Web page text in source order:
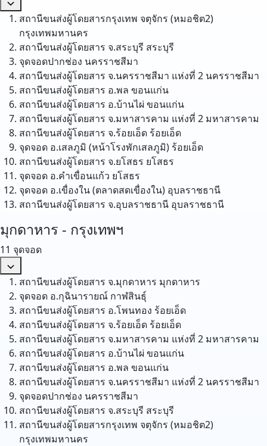
สถานีขนส่งผู้โดยสารกรุงเทพ จตุจักร (หมอชิต2)
กรุงเทพมหานคร
สถานีขนส่งผู้โดยสาร จ.สระบุรี สระบุรี
จุดจอดปากช่อง นครราชสีมา
สถานีขนส่งผู้โดยสาร จ.นครราชสีมา แห่งที่ 2 นครราชสีมา
สถานีขนส่งผู้โดยสาร อ.พล ขอนแก่น
สถานีขนส่งผู้โดยสาร อ.บ้านไผ่ขอนแก่น
สถานีขนส่งผู้โดยสาร จ.มหาสารคาม แห่งที่ 2 มหาสารคาม
สถานีขนส่งผู้โดยสาร จ.ร้อยเอ็ด ร้อยเอ็ด
จุดจอด อ.เสลภูมิ (หน้าโรงพักเสลภูมิ) ร้อยเอ็ด
สถานีขนส่งผู้โดยสาร จ.ยโสธร ยโสธร
จุดจอด อ.คำเขื่อนแก้ว ยโสธร
จุดจอด อ.เขื่องใน (ตลาดสดเขื่องใน) อุบลราชธานี
สถานีขนส่งผู้โดยสาร จ.อุบลราชธานี อุบลราชธานี
มุกดาหาร - กรุงเทพฯ
11 จุดจอด
สถานีขนส่งผู้โดยสาร จ.มุกดาหาร มุกดาหาร
จุดจอด อ.กุฉินารายณ์ กาฬสินธุ์
สถานีขนส่งผู้โดยสาร อ.โพนทอง ร้อยเอ็ด
สถานีขนส่งผู้โดยสาร จ.ร้อยเอ็ด ร้อยเอ็ด
สถานีขนส่งผู้โดยสาร จ.มหาสารคาม แห่งที่ 2 มหาสารคาม
สถานีขนส่งผู้โดยสาร อ.บ้านไผ่ขอนแก่น
สถานีขนส่งผู้โดยสาร อ.พล ขอนแก่น
สถานีขนส่งผู้โดยสาร จ.นครราชสีมา แห่งที่ 2 นครราชสีมา
จุดจอดปากช่อง นครราชสีมา
สถานีขนส่งผู้โดยสาร จ.สระบุรี สระบุรี
สถานีขนส่งผู้โดยสารกรุงเทพ จตุจักร (หมอชิต2)
กรุงเทพมหานคร